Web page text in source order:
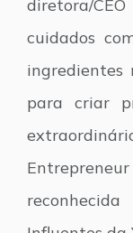
diretora/
cuidados
ingredientes
para criar